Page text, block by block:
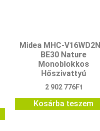
Midea MHC-
BE30 Nature
Monoblokkos
Hőszivattyú
2 902 776Ft
Kosárba teszem